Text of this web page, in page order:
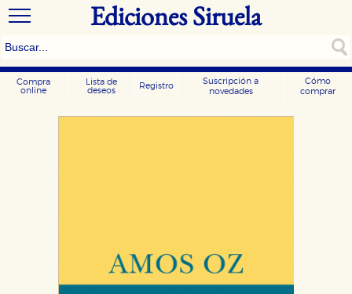
Ediciones Siruela
Compra
online
Lista de
deseos
Registro
Suscripción a
novedades
Cómo
comprar